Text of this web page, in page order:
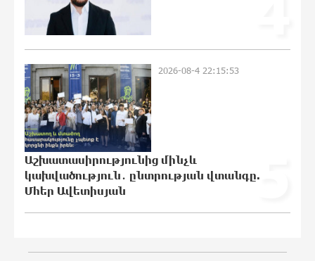
ալիքների պատճառով
Երթևեկության կազմակերպման
փոփոխություն տեղի կունենա
Հայաստանի հավաքականի նախկին
մարզիչը կգլխավորի Ղազախստանի
հավաքականը
5
2026-08-4 22:15:53
Աշխատասիրությունից մինչև
կախվածություն․ ընտրության վտանգը.
Մհեր Ավետիսյան